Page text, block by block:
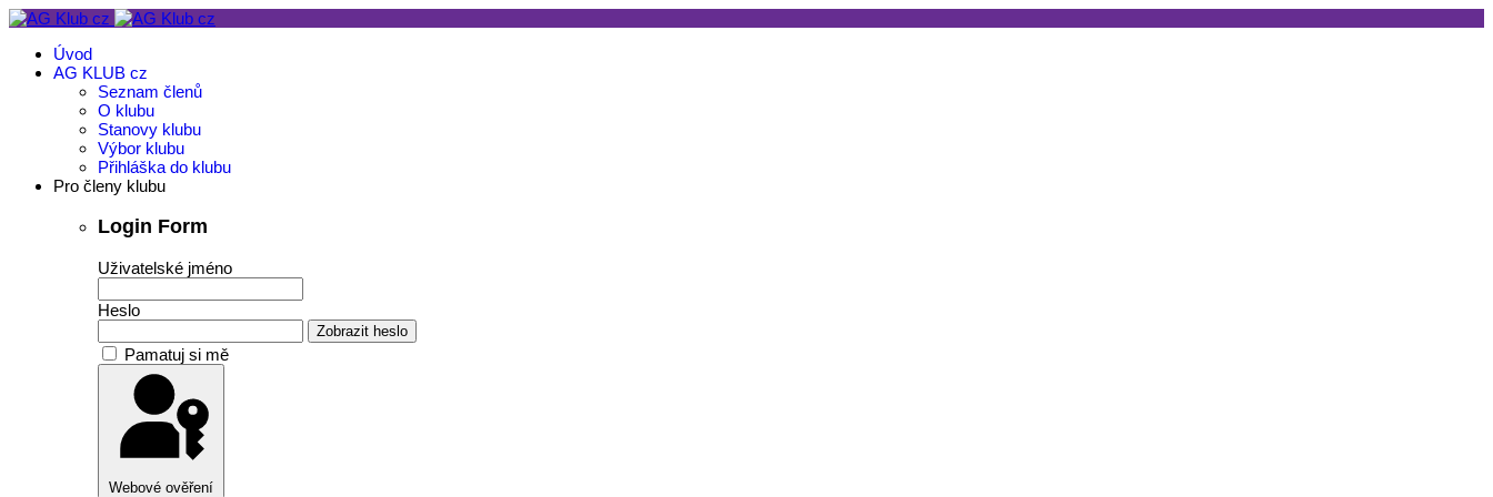
Úvod
AG KLUB cz
Seznam členů
O klubu
Stanovy klubu
Výbor klubu
Přihláška do klubu
Pro členy klubu
Login Form
Uživatelské jméno
Heslo
Zobrazit heslo
Pamatuj si mě
Webové ověření